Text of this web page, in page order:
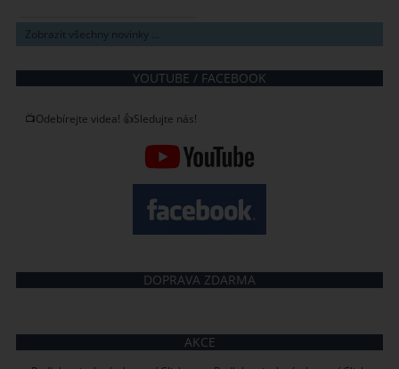
Zobrazit všechny novinky ...
YOUTUBE / FACEBOOK
📺Odebírejte videa! 👍Sledujte nás!
DOPRAVA ZDARMA
AKCE